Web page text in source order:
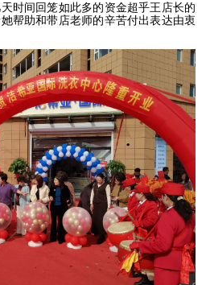
间回笼如此多的资金超乎王店长的
帮助和带店老师的辛苦付出表达由衷